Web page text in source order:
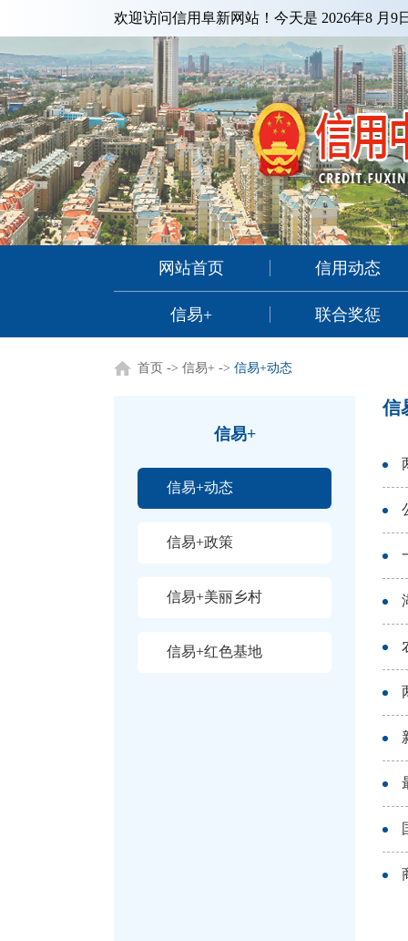
欢迎访问信用阜新网站！今天是 2026年8 月9
网站首页 信用动态
信易+ 联合奖惩
首页 -> 信易+ -> 信易+动态
信易+
信易+动态
信易+政策
信易+美丽乡村
信易+红色基地
信